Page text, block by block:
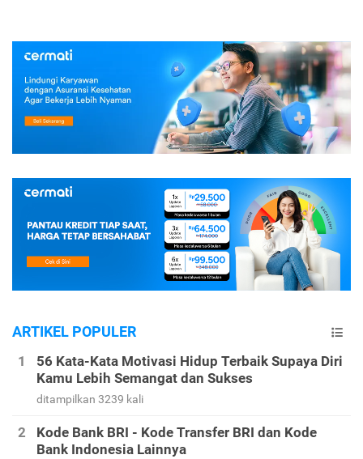
ARTIKEL POPULER
56 Kata-Kata Motivasi Hidup Terbaik Supaya Diri
Kamu Lebih Semangat dan Sukses
ditampilkan 3239 kali
Kode Bank BRI - Kode Transfer BRI dan Kode
Bank Indonesia Lainnya